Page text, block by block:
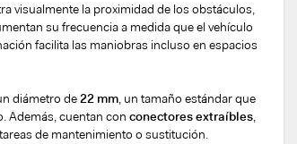
visualmente la proximidad de los obstáculos,
su frecuencia a medida que el vehículo
facilita las maniobras incluso en espacios
diámetro de22 mm, un tamaño estándar que
Además, cuentan conconectores extraíbles,
de mantenimiento o sustitución.